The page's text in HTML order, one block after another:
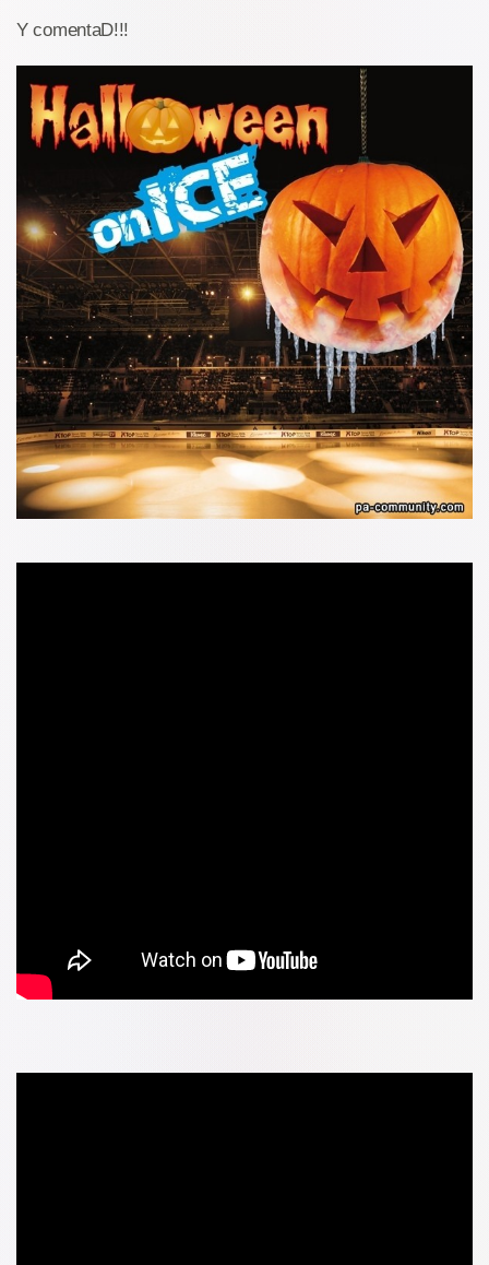
Y comentaD!!!